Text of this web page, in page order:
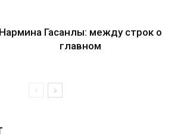
Нармина Гасанлы: между строк о
главном